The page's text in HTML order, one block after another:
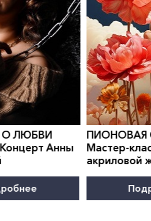
О ЛЮБВИ
Анны
0">
Мастер-
акриловой